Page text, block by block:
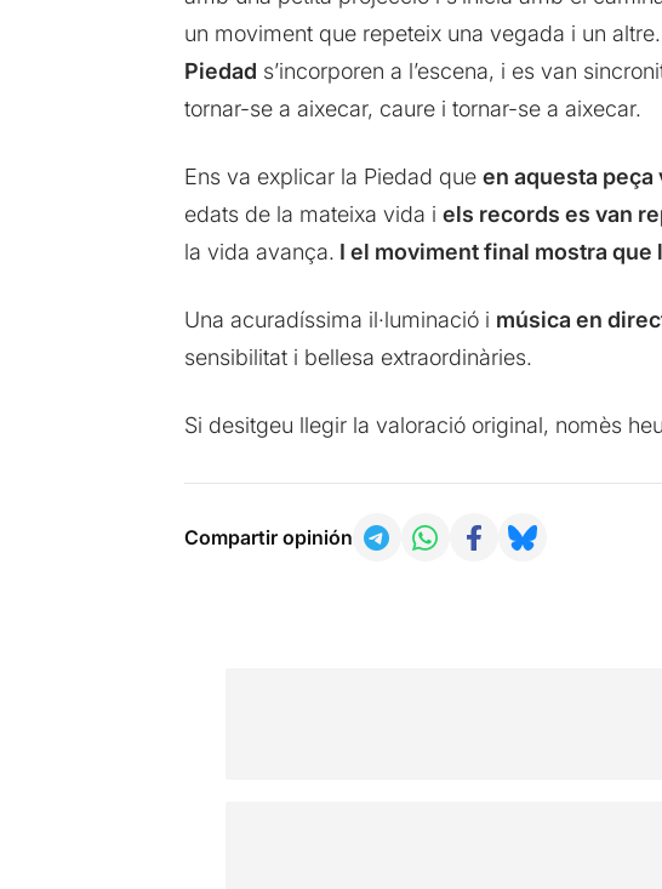
un moviment que repeteix una vegada i un
Piedad s’incorporen a l’escena, i es van
tornar-se a aixecar, caure i tornar-se a aixecar.
Ens va explicar la Piedad que en aquesta peça
edats de la mateixa vida i els records es van
la vida avança. I el moviment final mostra
Una acuradíssima il·luminació i música en
sensibilitat i bellesa extraordinàries.
Si desitgeu llegir la valoració original, nomès
Compartir opinión